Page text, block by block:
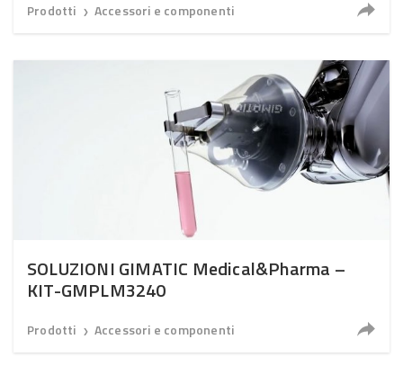
Prodotti ❯ Accessori e componenti
SOLUZIONI GIMATIC Medical&Pharma –
KIT-GMPLM3240
Prodotti ❯ Accessori e componenti